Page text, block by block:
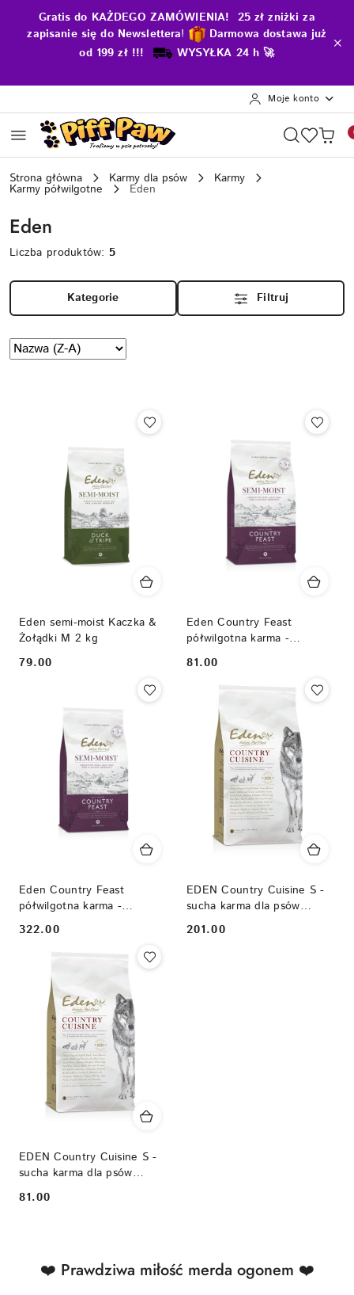
Przejdź do treści głównej
Przejdź do wyszukiwarki
Przejdź do moje konto
Przejdź do menu głównego
Przejdź do stopki
Gratis do KAŻDEGO ZAMÓWIENIA! 25 zł zniżki za
zapisanie się do Newslettera! Darmowa dostawa już
od 199 zł !!!
WYSYŁKA 24 h 🚀
Moje konto
Strona główna Karmy dla psów Karmy
Karmy półwilgotne Eden
Eden
Liczba produktów:5
Kategorie Filtruj
Zastosowano
sortowanie:
Sortuj
według
Eden semi-moist Kaczka &
Żołądki M 2 kg
Cena:
79.00
Eden Country Feast
półwilgotna karma -
dziczyzna z jagnięciną 2 kg
Cena:
81.00
Eden Country Feast
półwilgotna karma -
dziczyzna z jagnięciną 10 kg
Cena:
322.00
EDEN Country Cuisine S -
sucha karma dla psów
małych ras 6 kg
Cena:
201.00
EDEN Country Cuisine S -
sucha karma dla psów
małych ras 2 kg
Cena:
81.00
Pomiń karuzelę produktów
Produkty
❤️ Prawdziwa miłość merda ogonem ❤️